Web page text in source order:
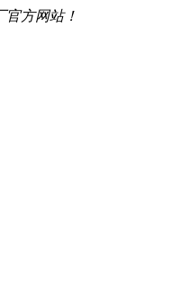
方网站！